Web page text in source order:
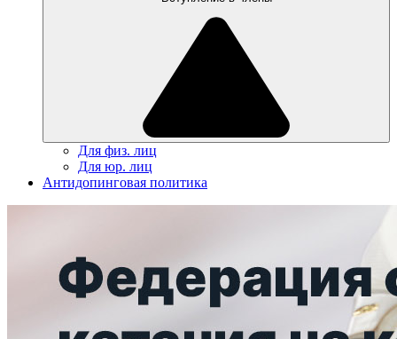
Для физ. лиц
Для юр. лиц
Антидопинговая политика